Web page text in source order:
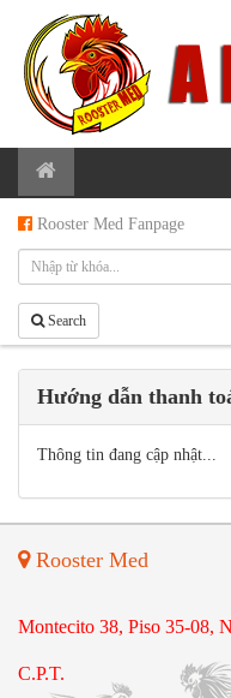
Rooster Med Fanpage
Search
Hướng dẫn thanh
Thông tin đang cập nhật...
Rooster Med
Montecito 38, Piso 35-08,
C.P.T.